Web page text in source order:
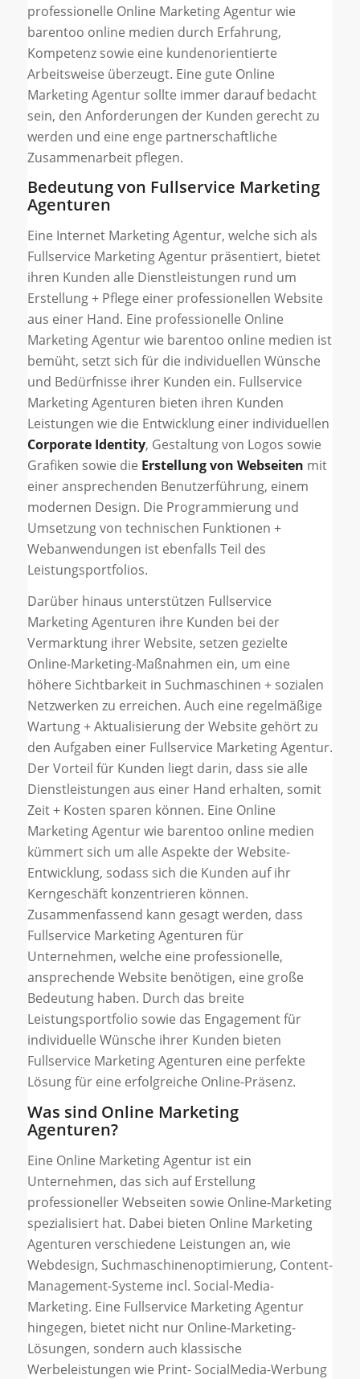
professionelle Online Marketing Agentur wie
barentoo online medien durch Erfahrung,
Kompetenz sowie eine kundenorientierte
Arbeitsweise überzeugt. Eine gute Online
Marketing Agentur sollte immer darauf bedacht
sein, den Anforderungen der Kunden gerecht zu
werden und eine enge partnerschaftliche
Zusammenarbeit pflegen.
Bedeutung von Fullservice Marketing
Agenturen
Eine Internet Marketing Agentur, welche sich als
Fullservice Marketing Agentur präsentiert, bietet
ihren Kunden alle Dienstleistungen rund um
Erstellung + Pflege einer professionellen Website
aus einer Hand. Eine professionelle Online
Marketing Agentur wie barentoo online medien ist
bemüht, setzt sich für die individuellen Wünsche
und Bedürfnisse ihrer Kunden ein. Fullservice
Marketing Agenturen bieten ihren Kunden
Leistungen wie die Entwicklung einer individuellen
Corporate Identity, Gestaltung von Logos sowie
Grafiken sowie die Erstellung von Webseiten mit
einer ansprechenden Benutzerführung, einem
modernen Design. Die Programmierung und
Umsetzung von technischen Funktionen +
Webanwendungen ist ebenfalls Teil des
Leistungsportfolios.
Darüber hinaus unterstützen Fullservice
Marketing Agenturen ihre Kunden bei der
Vermarktung ihrer Website, setzen gezielte
Online-Marketing-Maßnahmen ein, um eine
höhere Sichtbarkeit in Suchmaschinen + sozialen
Netzwerken zu erreichen. Auch eine regelmäßige
Wartung + Aktualisierung der Website gehört zu
den Aufgaben einer Fullservice Marketing Agentur.
Der Vorteil für Kunden liegt darin, dass sie alle
Dienstleistungen aus einer Hand erhalten, somit
Zeit + Kosten sparen können. Eine Online
Marketing Agentur wie barentoo online medien
kümmert sich um alle Aspekte der Website-
Entwicklung, sodass sich die Kunden auf ihr
Kerngeschäft konzentrieren können.
Zusammenfassend kann gesagt werden, dass
Fullservice Marketing Agenturen für
Unternehmen, welche eine professionelle,
ansprechende Website benötigen, eine große
Bedeutung haben. Durch das breite
Leistungsportfolio sowie das Engagement für
individuelle Wünsche ihrer Kunden bieten
Fullservice Marketing Agenturen eine perfekte
Lösung für eine erfolgreiche Online-Präsenz.
Was sind Online Marketing
Agenturen?
Eine Online Marketing Agentur ist ein
Unternehmen, das sich auf Erstellung
professioneller Webseiten sowie Online-Marketing
spezialisiert hat. Dabei bieten Online Marketing
Agenturen verschiedene Leistungen an, wie
Webdesign, Suchmaschinenoptimierung, Content-
Management-Systeme incl. Social-Media-
Marketing. Eine Fullservice Marketing Agentur
hingegen, bietet nicht nur Online-Marketing-
Lösungen, sondern auch klassische
Werbeleistungen wie Print- SocialMedia-Werbung